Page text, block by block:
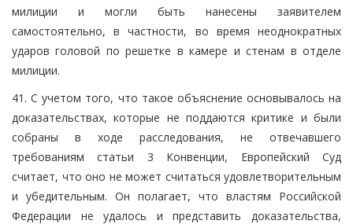
милиции и могли быть нанесены заявителем
самостоятельно, в частности, во время неоднократных
ударов головой по решетке в камере и стенам в отделе
милиции.
41. С учетом того, что такое объяснение основывалось на
доказательствах, которые не поддаются критике и были
собраны в ходе расследования, не отвечавшего
требованиям статьи 3 Конвенции, Европейский Суд
считает, что оно не может считаться удовлетворительным
и убедительным. Он полагает, что властям Российской
Федерации не удалось и представить доказательства,